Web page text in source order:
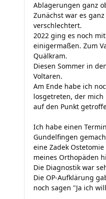
Ablagerungen ganz
Zunächst war es
verschlechtert.
2022 ging es noch
einigermaßen. Zum
Quälkram.
Diesen Sommer in
Voltaren.
Am Ende habe ich
losgetreten, der
auf den Punkt
Ich habe einen
Gundelfingen
eine Zadek
meines Orthopäden
Die Diagnostik war
Die OP-Aufklärung
noch sagen "Ja ich